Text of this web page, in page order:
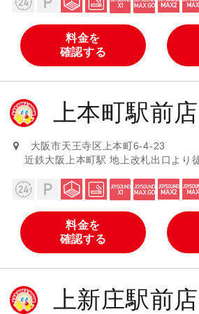
料金を
確認する
上本町駅前店
大阪市天王寺区上本町6-4-23
近鉄大阪上本町駅 地上改札出口より
料金を
確認する
上新庄駅前店